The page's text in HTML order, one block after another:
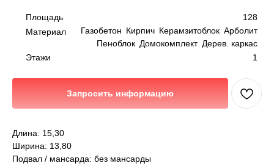
Площадь
128
Материал
Газобетон Кирпич Керамзитоблок Арболит
Пеноблок Домокомплект Дерев. каркас
Этажи
1
Запросить информацию
Длина: 15,30
Ширина: 13,80
Подвал / мансарда: без мансарды